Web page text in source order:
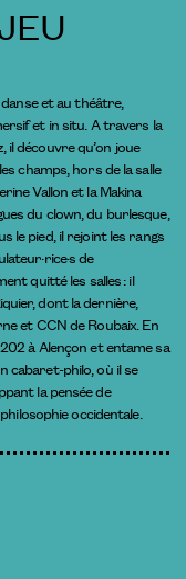
danse et au théâtre,
et in situ. A travers la
découvre qu’on joue
champs, hors de la salle
Vallon et la Makina
du clown, du burlesque,
le pied, il rejoint les rangs
de
quitté les salles : il
dont la dernière,
et CCN de Roubaix. En
à Alençon et entame sa
cabaret-philo, où il se
la pensée de
occidentale.